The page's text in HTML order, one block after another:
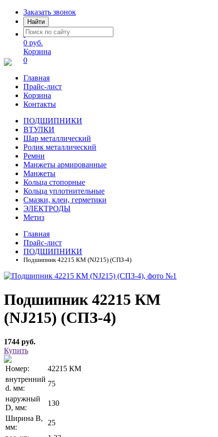
Заказать звонок
Найти
0 руб.
Корзина
0
Главная
Прайс-лист
Корзина
Контакты
ПОДШИПНИКИ
ВТУЛКИ
Шар металлический
Ролик металлический
Ремни
Манжеты армированные
Манжеты
Кольца стопорные
Кольца уплотнительные
Смазки, клеи, герметики
ЭЛЕКТРОДЫ
Метиз
Главная
Прайс-лист
ПОДШИПНИКИ
Подшипник 42215 КМ (NJ215) (СПЗ-4)
Подшипник 42215 КМ
(NJ215) (СПЗ-4)
1744 руб.
Купить
Номер:
42215 КМ
внутренний
d. мм:
75
наружный
D, мм:
130
Ширина В,
мм:
25